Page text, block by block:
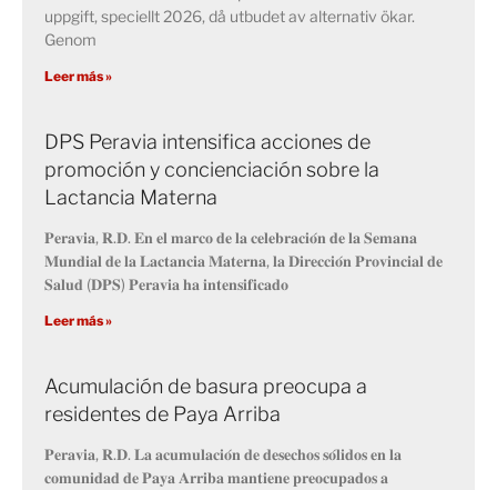
uppgift, speciellt 2026, då utbudet av alternativ ökar.
Genom
Leer más »
DPS Peravia intensifica acciones de
promoción y concienciación sobre la
Lactancia Materna
𝐏𝐞𝐫𝐚𝐯𝐢𝐚, 𝐑.𝐃. 𝐄𝐧 𝐞𝐥 𝐦𝐚𝐫𝐜𝐨 𝐝𝐞 𝐥𝐚 𝐜𝐞𝐥𝐞𝐛𝐫𝐚𝐜𝐢𝐨́𝐧 𝐝𝐞 𝐥𝐚 𝐒𝐞𝐦𝐚𝐧𝐚
𝐌𝐮𝐧𝐝𝐢𝐚𝐥 𝐝𝐞 𝐥𝐚 𝐋𝐚𝐜𝐭𝐚𝐧𝐜𝐢𝐚 𝐌𝐚𝐭𝐞𝐫𝐧𝐚, 𝐥𝐚 𝐃𝐢𝐫𝐞𝐜𝐜𝐢𝐨́𝐧 𝐏𝐫𝐨𝐯𝐢𝐧𝐜𝐢𝐚𝐥 𝐝𝐞
𝐒𝐚𝐥𝐮𝐝 (𝐃𝐏𝐒) 𝐏𝐞𝐫𝐚𝐯𝐢𝐚 𝐡𝐚 𝐢𝐧𝐭𝐞𝐧𝐬𝐢𝐟𝐢𝐜𝐚𝐝𝐨
Leer más »
Acumulación de basura preocupa a
residentes de Paya Arriba
𝐏𝐞𝐫𝐚𝐯𝐢𝐚, 𝐑.𝐃. 𝐋𝐚 𝐚𝐜𝐮𝐦𝐮𝐥𝐚𝐜𝐢𝐨́𝐧 𝐝𝐞 𝐝𝐞𝐬𝐞𝐜𝐡𝐨𝐬 𝐬𝐨́𝐥𝐢𝐝𝐨𝐬 𝐞𝐧 𝐥𝐚
𝐜𝐨𝐦𝐮𝐧𝐢𝐝𝐚𝐝 𝐝𝐞 𝐏𝐚𝐲𝐚 𝐀𝐫𝐫𝐢𝐛𝐚 𝐦𝐚𝐧𝐭𝐢𝐞𝐧𝐞 𝐩𝐫𝐞𝐨𝐜𝐮𝐩𝐚𝐝𝐨𝐬 𝐚